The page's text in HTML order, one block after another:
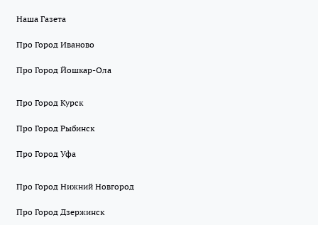
Наша Газета
Про Город Иваново
Про Город Йошкар-Ола
Про Город Курск
Про Город Рыбинск
Про Город Уфа
Про Город Нижний Новгород
Про Город Дзержинск